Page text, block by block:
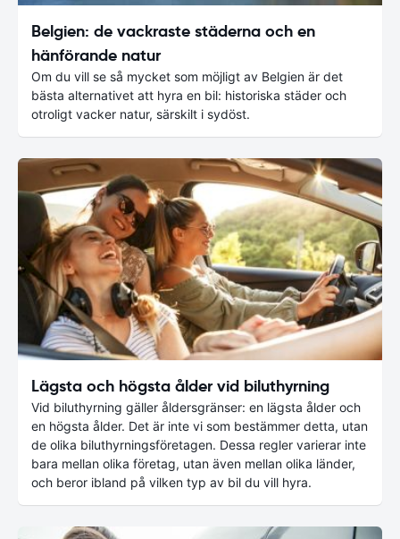
Belgien: de vackraste städerna och en
hänförande natur
Om du vill se så mycket som möjligt av Belgien är det
bästa alternativet att hyra en bil: historiska städer och
otroligt vacker natur, särskilt i sydöst.
Lägsta och högsta ålder vid biluthyrning
Vid biluthyrning gäller åldersgränser: en lägsta ålder och
en högsta ålder. Det är inte vi som bestämmer detta, utan
de olika biluthyrningsföretagen. Dessa regler varierar inte
bara mellan olika företag, utan även mellan olika länder,
och beror ibland på vilken typ av bil du vill hyra.